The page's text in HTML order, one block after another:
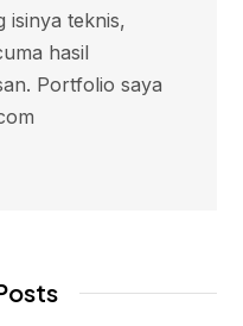
isinya teknis,
hasil
Portfolio saya